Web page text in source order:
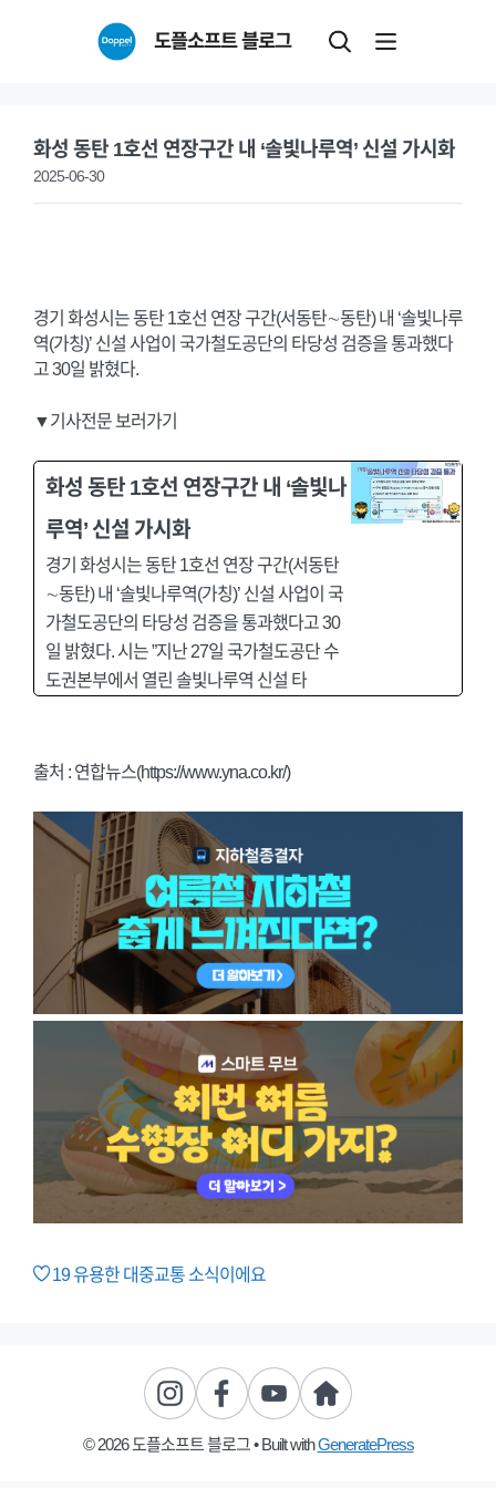
도플소프트 블로그
화성 동탄 1호선 연장구간 내 ‘솔빛나루역’ 신설 가시화
2025-06-30
경기 화성시는 동탄 1호선 연장 구간(서동탄∼동탄) 내 ‘솔빛나루
역(가칭)’ 신설 사업이 국가철도공단의 타당성 검증을 통과했다
고 30일 밝혔다.
▼기사전문 보러가기
화성 동탄 1호선 연장구간 내 ‘솔빛나
루역’ 신설 가시화
경기 화성시는 동탄 1호선 연장 구간(서동탄
∼동탄) 내 ‘솔빛나루역(가칭)’ 신설 사업이 국
가철도공단의 타당성 검증을 통과했다고 30
일 밝혔다. 시는 ”지난 27일 국가철도공단 수
도권본부에서 열린 솔빛나루역 신설 타
출처 : 연합뉴스(https://www.yna.co.kr/)
19유용한 대중교통 소식이에요
© 2026 도플소프트 블로그• Built withGeneratePress